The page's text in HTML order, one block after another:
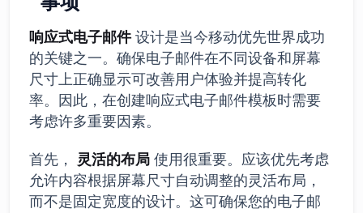
响应式电子邮件设计是当今移动优先世界成功
的关键之一。确保电子邮件在不同设备和屏幕
尺寸上正确显示可改善用户体验并提高转化
率。因此，在创建响应式电子邮件模板时需要
考虑许多重要因素。
首先， 灵活的布局 使用很重要。应该优先考虑
允许内容根据屏幕尺寸自动调整的灵活布局，
而不是固定宽度的设计。这可确保您的电子邮